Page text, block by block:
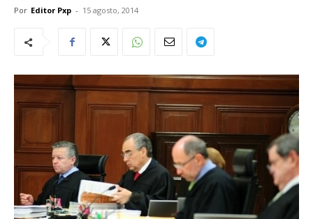
Por Editor Pxp - 15 agosto, 2014